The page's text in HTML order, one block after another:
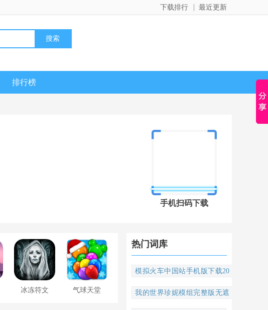
最近更新
下载排行
排行榜
手机扫码下载
冰冻符文 气球天堂
热门词库
模拟火车中国站手机版下载20
我的世界珍妮模组完整版无遮